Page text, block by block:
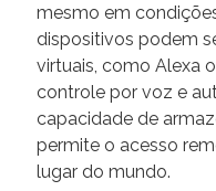
mesmo em
dispositivos podem
virtuais, como Alexa
controle por voz e
capacidade de
permite o acesso
lugar do mundo.